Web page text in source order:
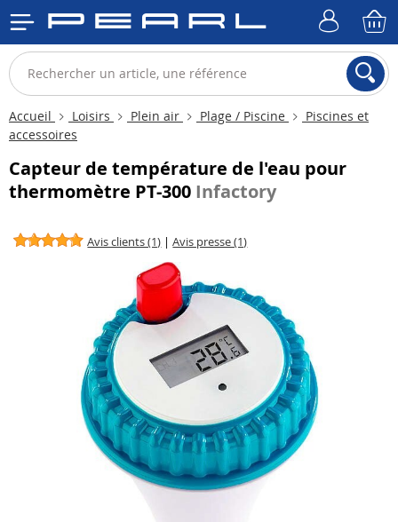
Accueil Loisirs Plein air Plage / Piscine
Piscines et
accessoires
Capteur de température de l'eau pour
thermomètre PT-300 Infactory
Avis clients (1) |Avis presse (1)